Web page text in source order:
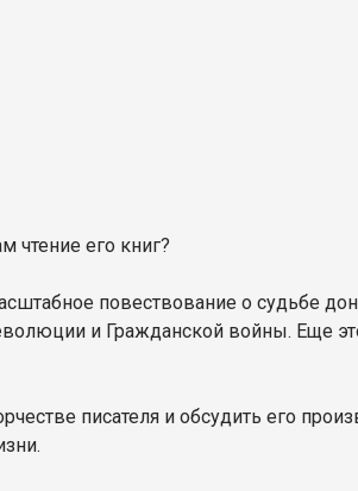
чтение его книг?
повествование о судьбе
и Гражданской войны. Еще
писателя и обсудить его